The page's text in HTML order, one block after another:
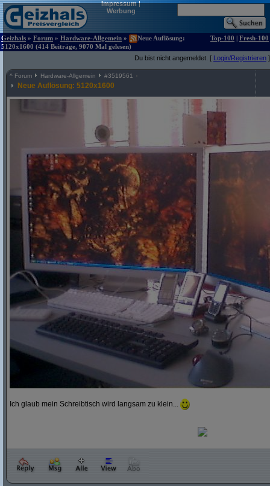
Impressum|
Werbung
Geizhals » Forum » Hardware-Allgemein »
Neue Auflösung:
5120x1600 (414 Beiträge, 9070 Mal gelesen)
Top-100 | Fresh-100
Du bist nicht angemeldet. [ Login/Registrieren ]
^ Forum Hardware-Allgemein #3519561
Neue Auflösung: 5120x1600
Ich glaub mein Schreibtisch wird langsam zu klein...